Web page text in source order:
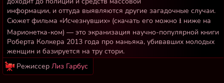
информации, и оттуда выявляются другие загадочные случаи.
Сюжет фильма «Исчезнувших» (скачать его можно ⭳ ниже на
Марионетка-ком) — это экранизация научно-популярной книги
Роберта Колкера 2013 года про маньяка, убивавших молодых
женщин и базируется на тру стори.
Режиссер Лиз Гарбус